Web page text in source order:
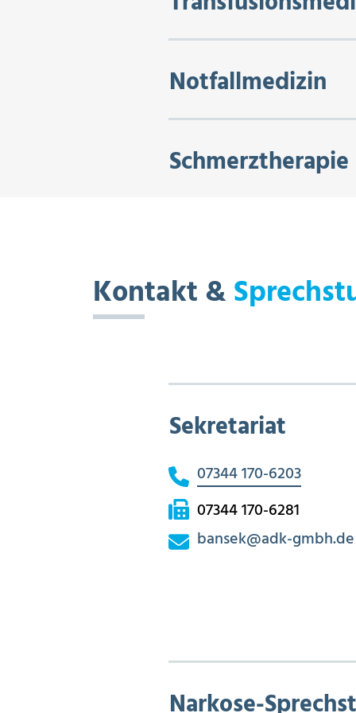
Notfallmedizin
Schmerztherapie
Kontakt &
Sekretariat
07344 170-6203
07344 170-6281
bansek@adk-gmbh.de
Narkose-